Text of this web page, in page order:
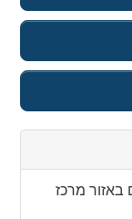
באזור מרכז